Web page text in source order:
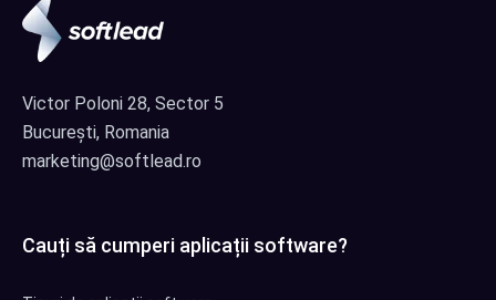
Victor Poloni 28, Sector 5
București, Romania
marketing@softlead.ro
Cauți să cumperi aplicații software?